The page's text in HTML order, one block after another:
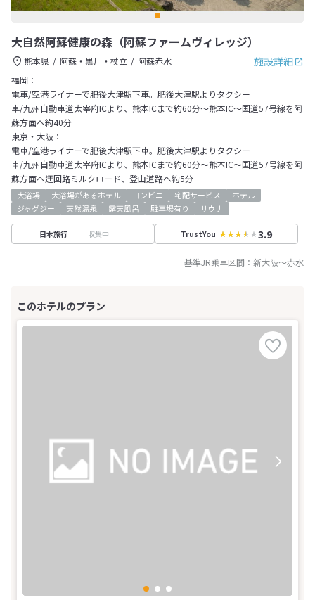
大自然阿蘇健康の森（阿蘇ファームヴィレッジ）
施設詳細
熊本県 阿蘇・黒川・杖立
阿蘇赤水
福岡：
電車/空港ライナーで肥後大津駅下車。肥後大津駅よりタクシー
車/九州自動車道太宰府ICより、熊本ICまで約60分～熊本IC～国道57号線を阿
蘇方面へ約40分
東京・大阪：
電車/空港ライナーで肥後大津駅下車。肥後大津駅よりタクシー
車/九州自動車道太宰府ICより、熊本ICまで約60分～熊本IC～国道57号線を阿
蘇方面へ迂回路ミルクロード、登山道路へ約5分
大浴場 大浴場があるホテル コンビニ 宅配サービス
ホテル
ジャグジー
天然温泉 露天風呂 駐車場有り サウナ
日本旅行 収集中 TrustYou 3.9
基準JR乗車区間： 新大阪～赤水